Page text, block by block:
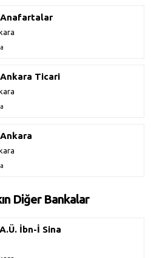
Anafartalar
Ticari
Diğer Bankalar
İbn-İ Sina